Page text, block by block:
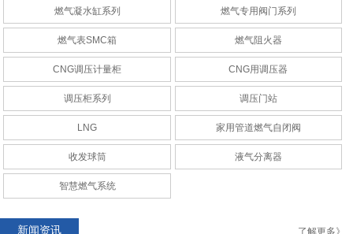
CNG调压计量柜 CNG调压计量站
CNG调压计量柜
燃气凝水缸系列 燃气专用阀门系列
燃气表SMC箱 燃气阻火器
CNG调压计量柜 CNG用调压器
调压柜系列 调压门站
LNG 家用管道燃气自闭阀
收发球筒 液气分离器
智慧燃气系统
新闻资讯 了解更多》